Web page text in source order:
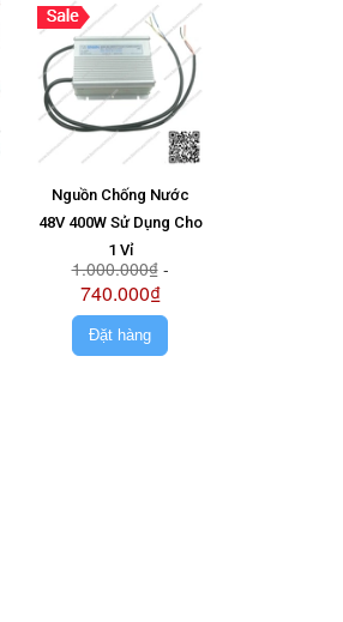
Nguồn Chống Nước
48V 400W Sử Dụng Cho
1 Vỉ
1.000.000₫-
740.000₫
Đặt hàng